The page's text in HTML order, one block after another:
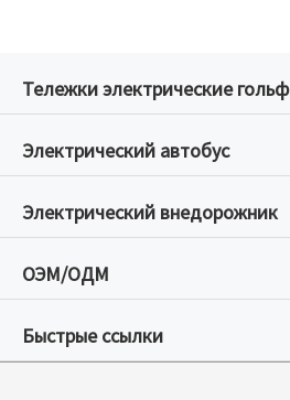
Тележки электрические гольф
Электрический автобус
Электрический внедорожник
ОЭМ/ОДМ
Быстрые ссылки